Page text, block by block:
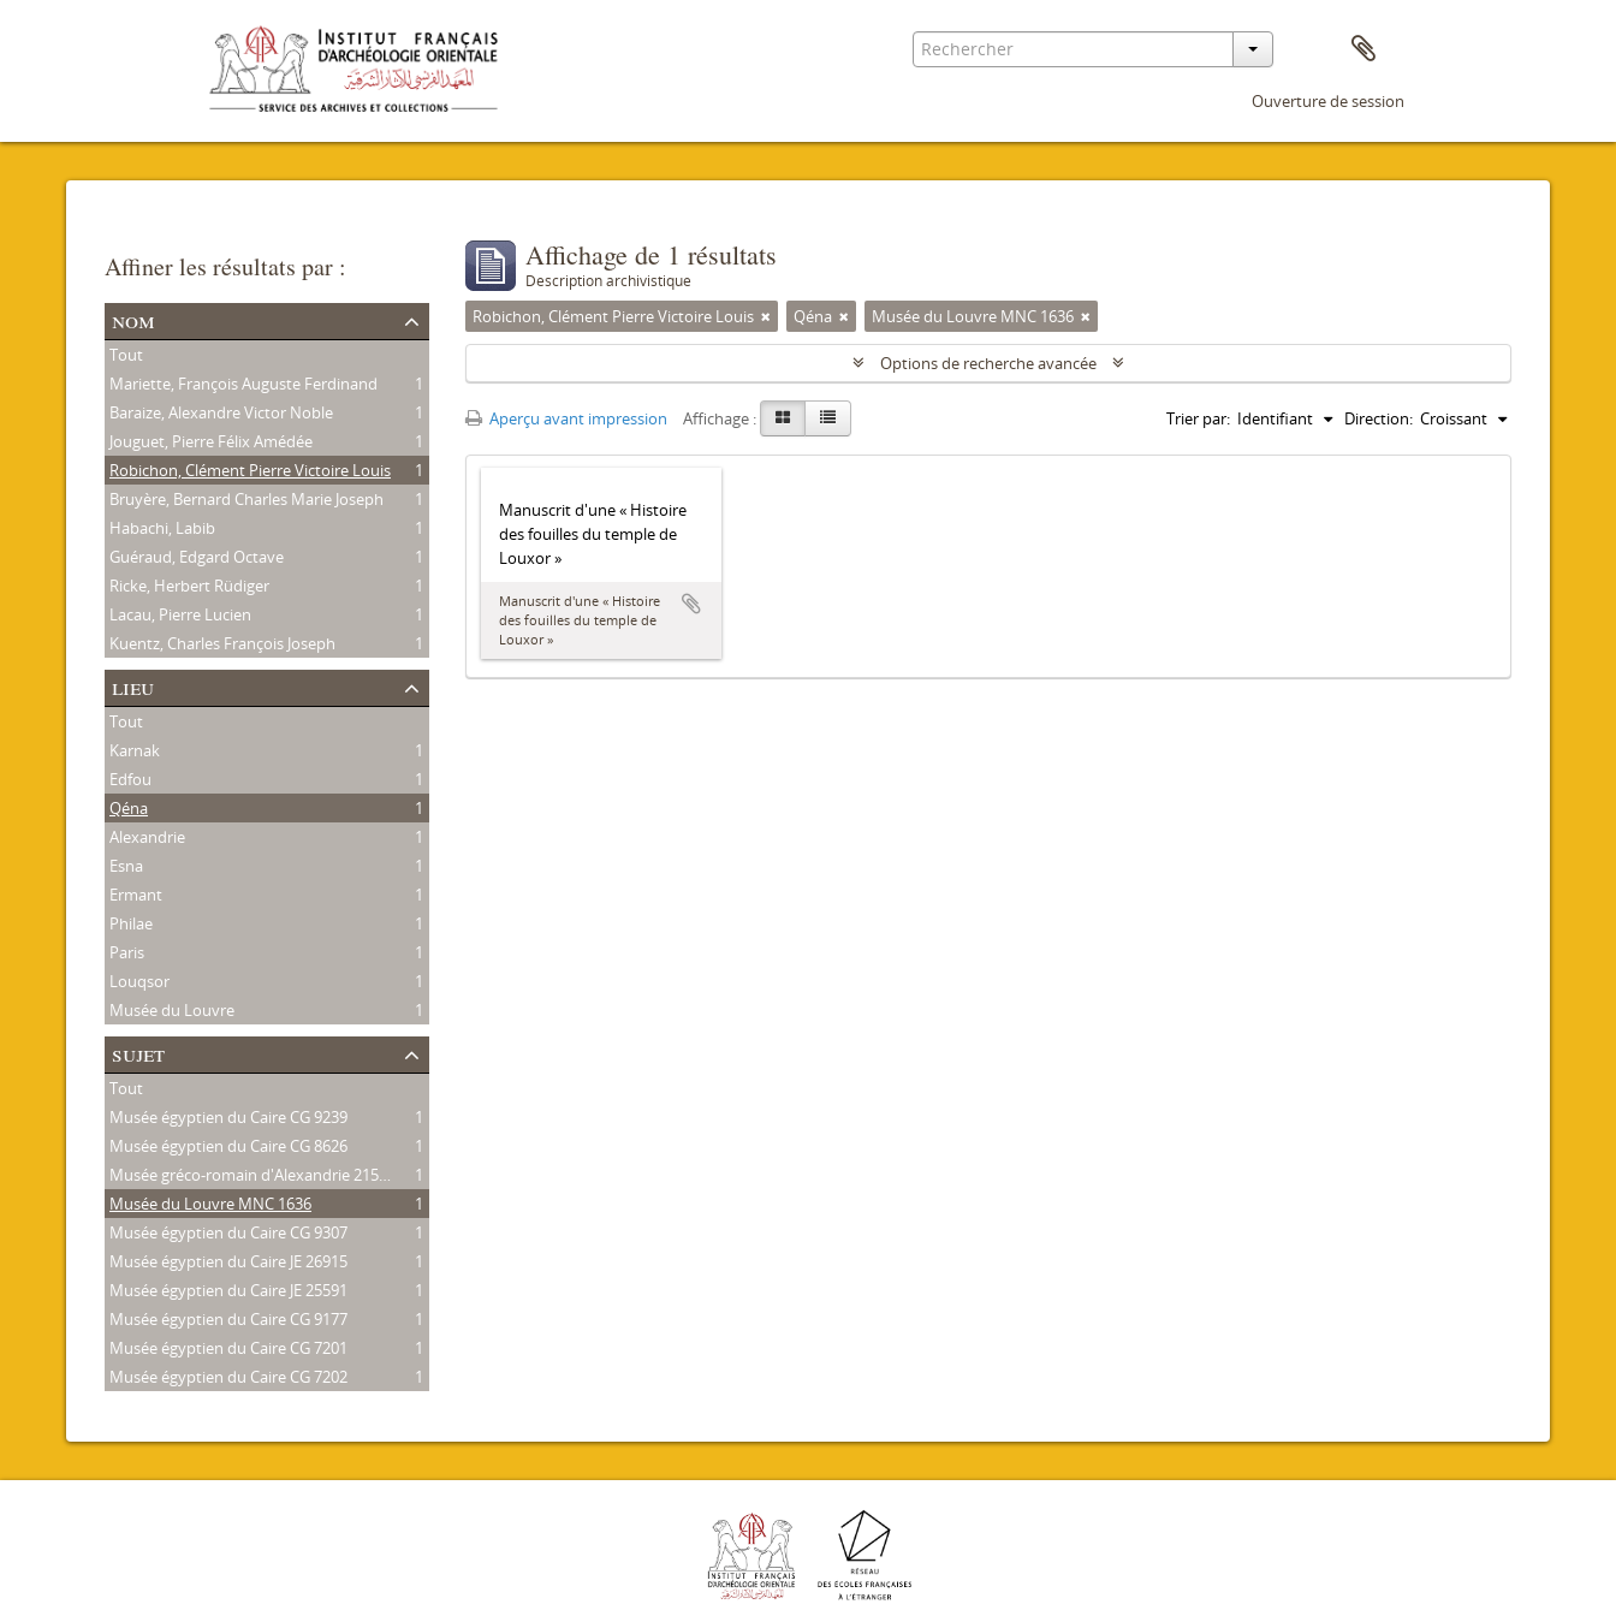
Ouverture de session
Affiner les résultats par :
nom
Tout
Mariette, François Auguste Ferdinand
1
Baraize, Alexandre Victor Noble
1
Jouguet, Pierre Félix Amédée
1
Robichon, Clément Pierre Victoire Louis
1
Bruyère, Bernard Charles Marie Joseph
1
Habachi, Labib
1
Guéraud, Edgard Octave
1
Ricke, Herbert Rüdiger
1
Lacau, Pierre Lucien
1
Kuentz, Charles François Joseph
1
lieu
Tout
Karnak
1
Edfou
1
Qéna
1
Alexandrie
1
Esna
1
Ermant
1
Philae
1
Paris
1
Louqsor
1
Musée du Louvre
1
sujet
Tout
Musée égyptien du Caire CG 9239
1
Musée égyptien du Caire CG 8626
1
Musée gréco-romain d'Alexandrie 21534
1
Musée du Louvre MNC 1636
1
Musée égyptien du Caire CG 9307
1
Musée égyptien du Caire JE 26915
1
Musée égyptien du Caire JE 25591
1
Musée égyptien du Caire CG 9177
1
Musée égyptien du Caire CG 7201
1
Musée égyptien du Caire CG 7202
1
Affichage de 1 résultats
Description archivistique
Robichon, Clément Pierre Victoire Louis Qéna Musée du Louvre MNC 1636
Options de recherche avancée
Aperçu avant impression Affichage : Trier par: Identifiant Direction: Croissant
Manuscrit d'une « Histoire
des fouilles du temple de
Louxor »
Manuscrit d'une « Histoire
des fouilles du temple de
Louxor »